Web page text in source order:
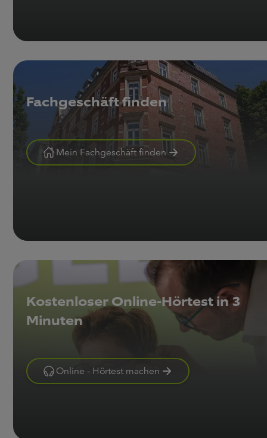
Fachgeschäft finden
Mein Fachgeschäft finden
Kostenloser Online-Hörtest in 3
Minuten
Online - Hörtest machen